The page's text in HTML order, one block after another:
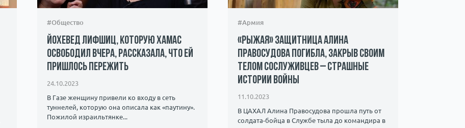
#Общество
Йохевед Лифшиц, которую ХАМАС
освободил вчера, рассказала, что ей
пришлось пережить
24.10.2023
В Газе женщину привели ко входу в сеть
туннелей, которую она описала как «паутину».
Пожилой израильтянке...
#Армия
«Рыжая» защитница Алина
Правосудова погибла, закрыв своим
телом сослуживцев – страшные
истории войны
11.10.2023
В ЦАХАЛ Алина Правосудова прошла путь от
солдата-бойца в Службе тыла до командира в ​​